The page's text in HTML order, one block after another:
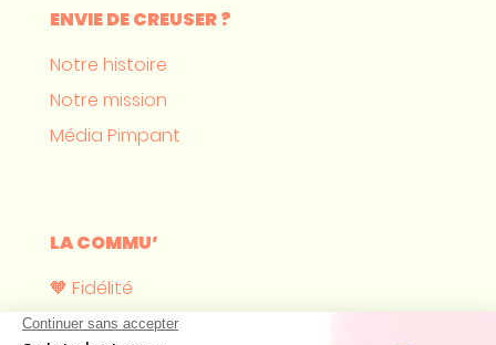
ENVIE DE CREUSER ?
Notre histoire
Notre mission
Média Pimpant
LA COMMU’
🧡 Fidélité
Où nous trouver ?